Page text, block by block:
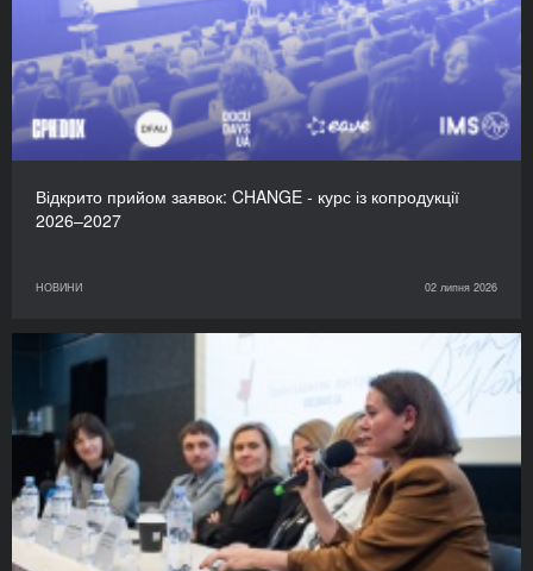
Відкрито прийом заявок: CHANGE - курс із копродукції
2026–2027
НОВИНИ 02 липня 2026